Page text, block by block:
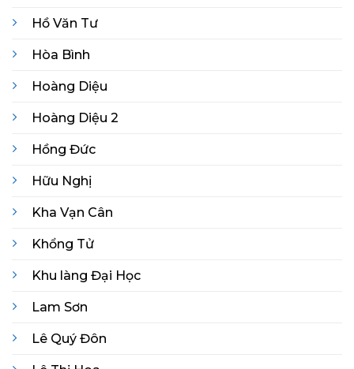
Hồ Văn Tư
Hòa Bình
Hoàng Diệu
Hoàng Diệu 2
Hồng Đức
Hữu Nghị
Kha Vạn Cân
Khổng Tử
Khu làng Đại Học
Lam Sơn
Lê Quý Đôn